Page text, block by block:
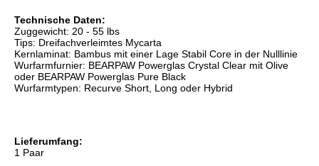
Technische Daten:
Zuggewicht: 20 - 55 lbs
Tips: Dreifachverleimtes Mycarta
Kernlaminat: Bambus mit einer Lage Stabil Core in der Nulllinie
Wurfarmfurnier: BEARPAW Powerglas Crystal Clear mit Olive
oder BEARPAW Powerglas Pure Black
Wurfarmtypen: Recurve Short, Long oder Hybrid
Lieferumfang:
1 Paar